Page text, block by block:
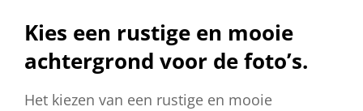
Kies een rustige en mooie
achtergrond voor de foto’s.
Het kiezen van een rustige en mooie